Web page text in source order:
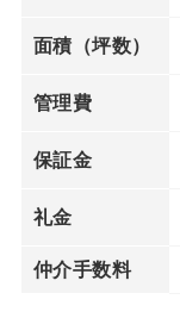
面積（坪数）
管理費
保証金
礼金
仲介手数料